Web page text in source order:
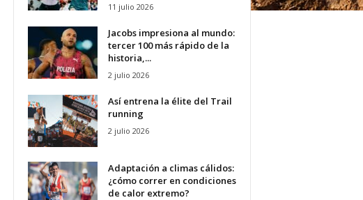
11 julio 2026
Jacobs impresiona al mundo:
tercer 100 más rápido de la
historia,...
2 julio 2026
Así entrena la élite del Trail
running
2 julio 2026
Adaptación a climas cálidos:
¿cómo correr en condiciones
de calor extremo?